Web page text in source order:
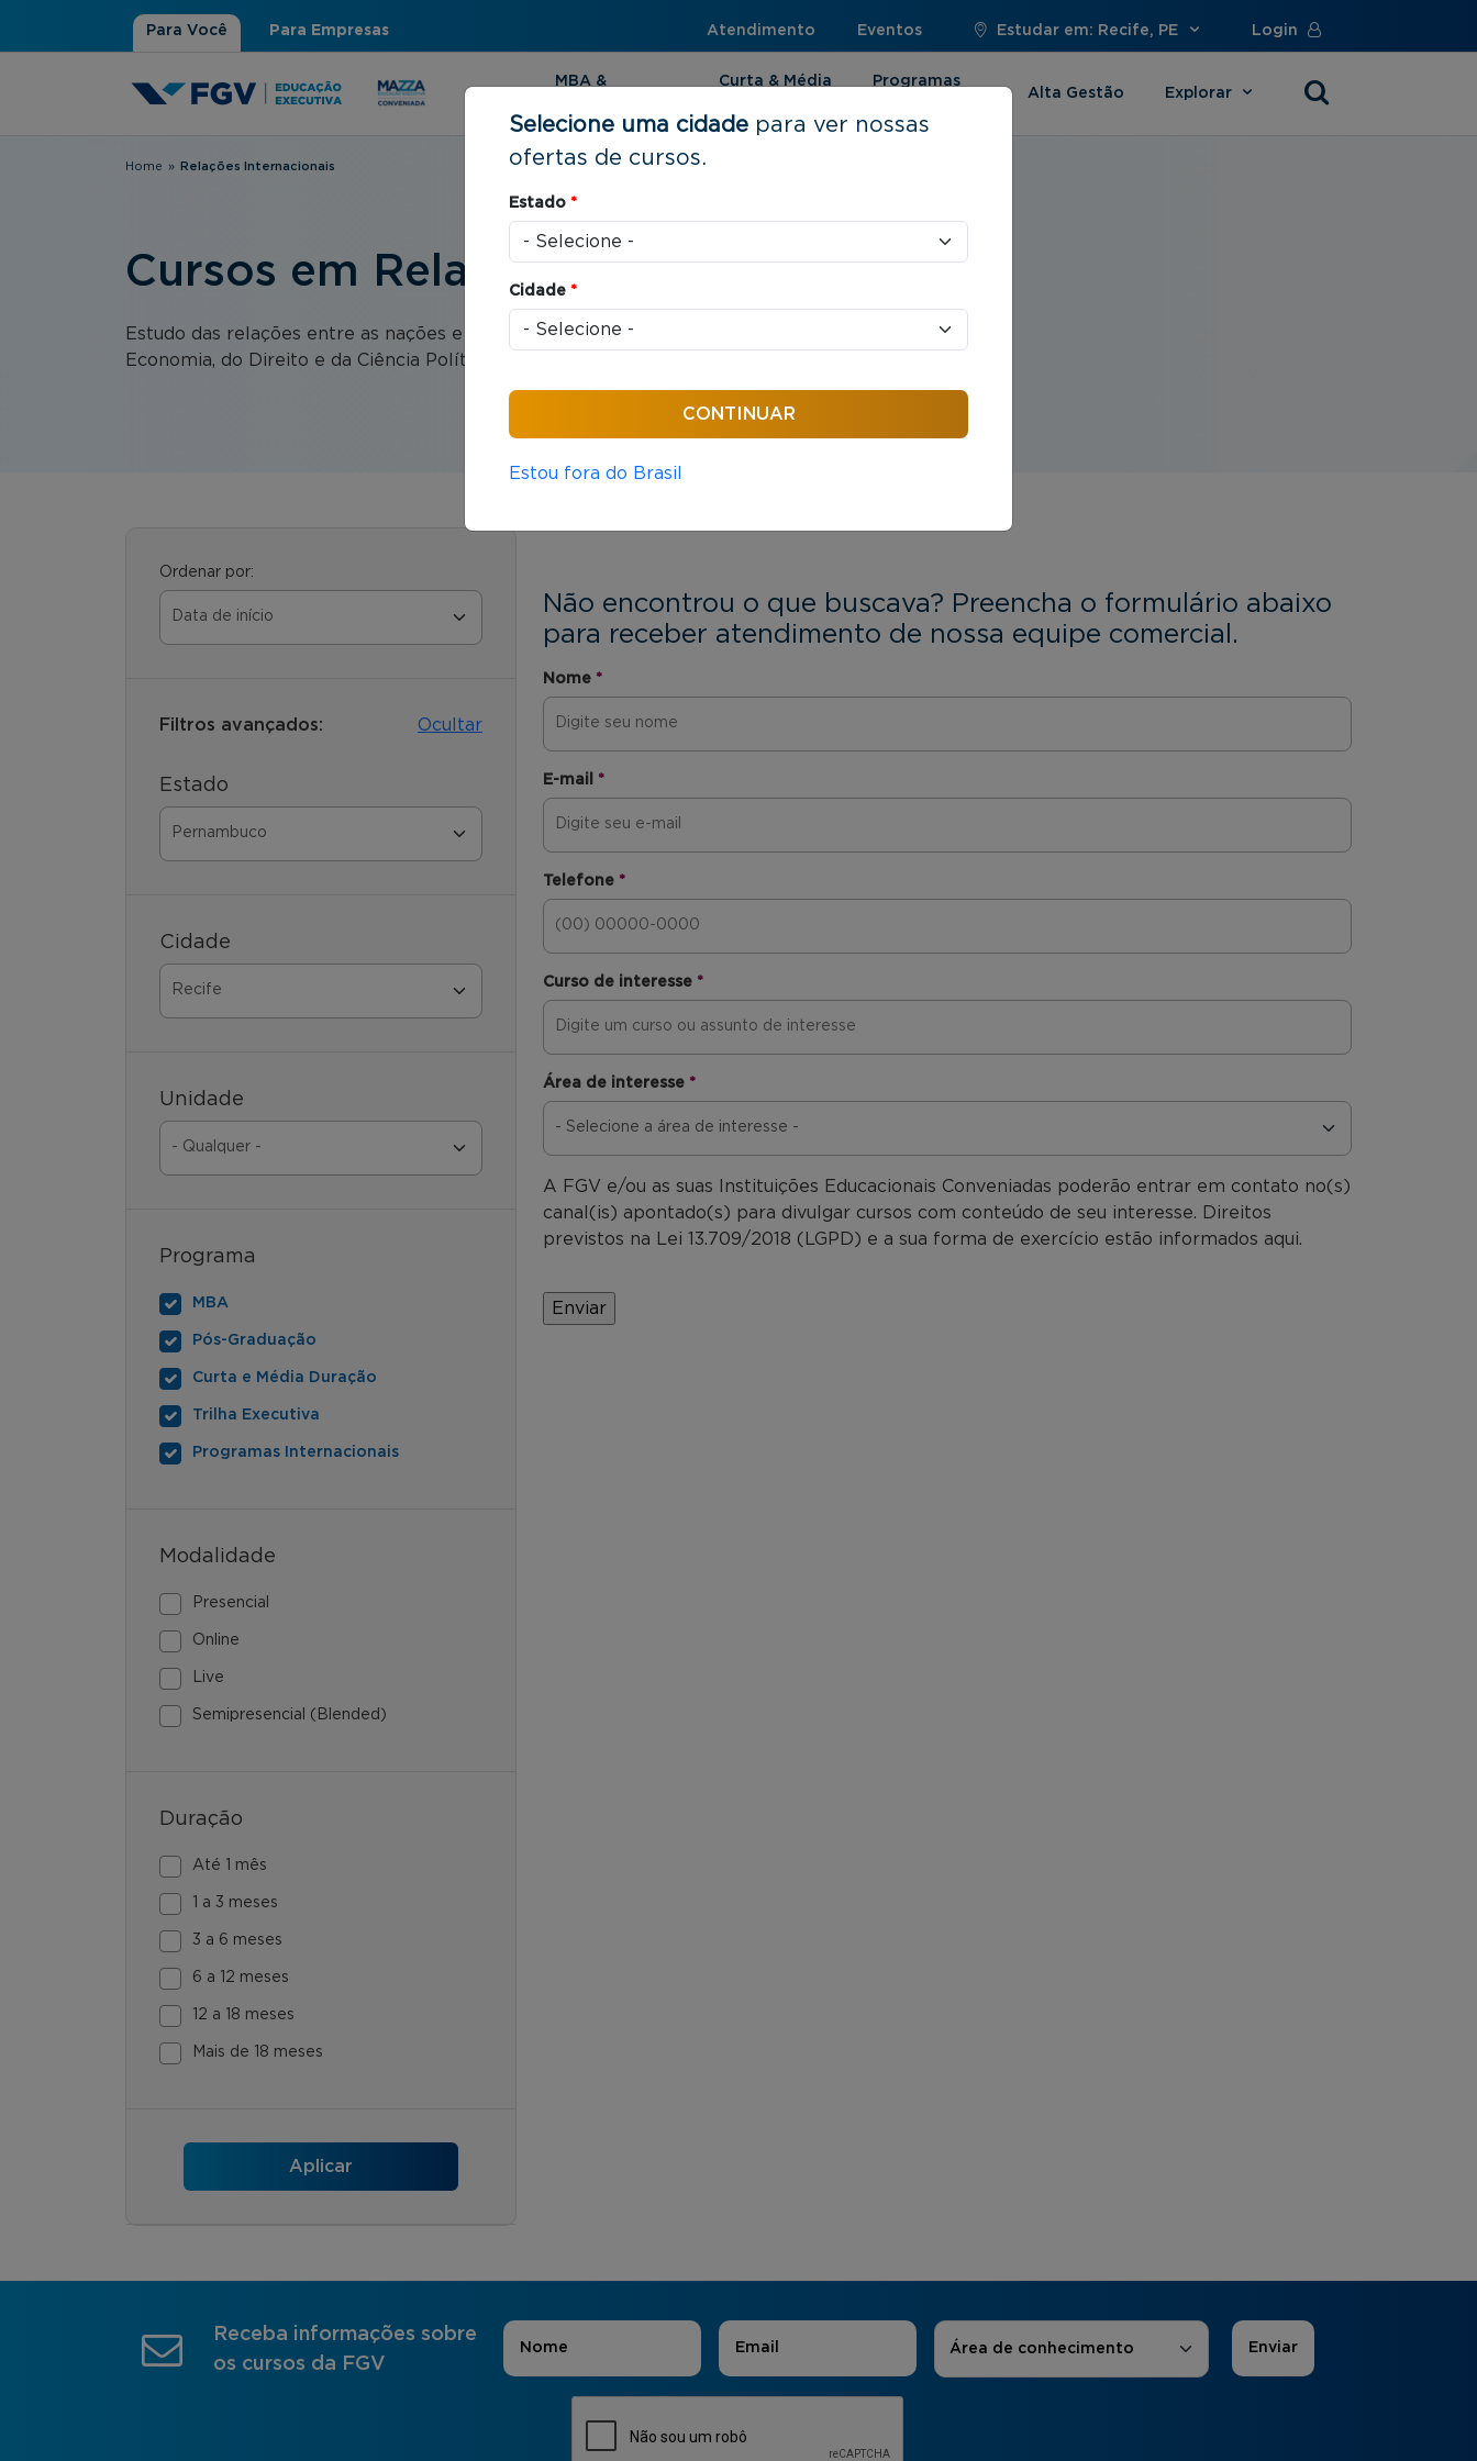
Para Você Para Empresas Atendimento Eventos Estudar em: Recife, PE Login
MBA &
Curta & Média
Programas
Alta Gestão Explorar
Você está aqui
Home » Relações Internacionais
Cursos em Relações Internacionais
Estudo das relações entre as nações e as dinâmicas globais sob o ponto de vista da
Economia, do Direito e da Ciência Política.
Ordenar por:
Filtros avançados: Ocultar
Estado
Cidade
Unidade
Programa
MBA
Pós-Graduação
Curta e Média Duração
Trilha Executiva
Programas Internacionais
Modalidade
Presencial
Online
Live
Semipresencial (Blended)
Duração
Até 1 mês
1 a 3 meses
3 a 6 meses
6 a 12 meses
12 a 18 meses
Mais de 18 meses
Não encontrou o que buscava? Preencha o formulário abaixo
para receber atendimento de nossa equipe comercial.
Nome *
E-mail *
Telefone *
Curso de interesse *
Área de interesse *
A FGV e/ou as suas Instituições Educacionais Conveniadas poderão entrar em contato no(s)
canal(is) apontado(s) para divulgar cursos com conteúdo de seu interesse. Direitos
previstos na Lei 13.709/2018 (LGPD) e a sua forma de exercício estão informados aqui.
Receba informações sobre
os cursos da FGV
Nome E-mail Áreas de Interesse
Área de conhecimento
Selecione uma cidade para ver nossas
ofertas de cursos.
Estado *
Cidade *
Estou fora do Brasil